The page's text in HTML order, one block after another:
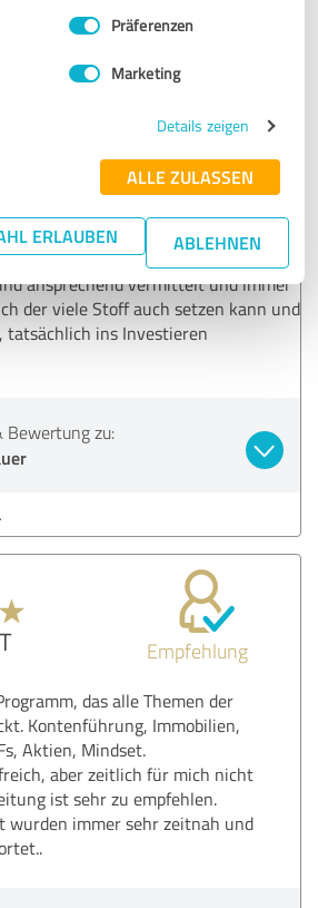
Präferenzen
Marketing
Details zeigen
ALLE ZULASSEN
ERLAUBEN ABLEHNEN
Empfehlung
Dauenhauer und ihren 10-
weiter. Die Inhalte werden
ansprechend vermittelt und immer
der viele Stoff auch setzen kann und
ins Investieren
Bewertung zu:
Empfehlung
das alle Themen der
Kontenführung, Immobilien,
Aktien, Mindset.
aber zeitlich für mich nicht
ist sehr zu empfehlen.
wurden immer sehr zeitnah und